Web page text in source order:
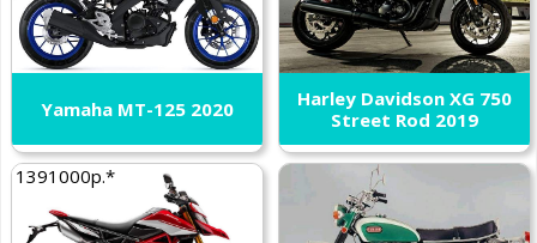
Yamaha MT-125 2020
Harley Davidson XG 750
Street Rod 2019
1391000р.*